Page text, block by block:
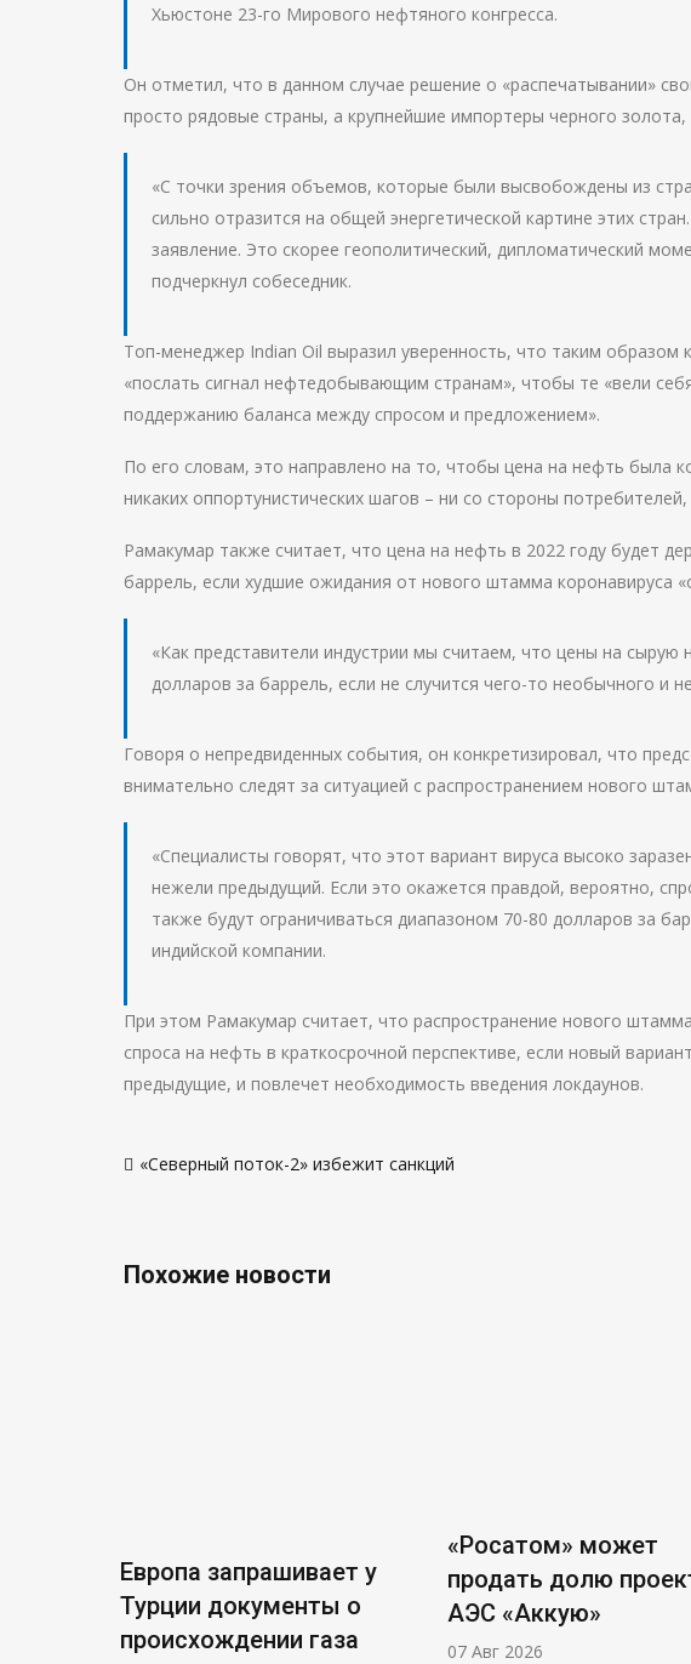
Хьюстоне 23-го Мирового нефтяного конгресса.
Он отметил, что в данном случае решение о «распечатывании»
просто рядовые страны, а крупнейшие импортеры черного
«С точки зрения объемов, которые были высвобождены из
сильно отразится на общей энергетической картине этих
заявление. Это скорее геополитический, дипломатический
подчеркнул собеседник.
Топ-менеджер Indian Oil выразил уверенность, что таким
«послать сигнал нефтедобывающим странам», чтобы те «вели
поддержанию баланса между спросом и предложением».
По его словам, это направлено на то, чтобы цена на нефть была
никаких оппортунистических шагов – ни со стороны
Рамакумар также считает, что цена на нефть в 2022 году будет
баррель, если худшие ожидания от нового штамма коронавируса
«Как представители индустрии мы считаем, что цены на сырую
долларов за баррель, если не случится чего-то необычного и
Говоря о непредвиденных события, он конкретизировал, что
внимательно следят за ситуацией с распространением нового
«Специалисты говорят, что этот вариант вируса высоко
нежели предыдущий. Если это окажется правдой, вероятно,
также будут ограничиваться диапазоном 70-80 долларов за
индийской компании.
При этом Рамакумар считает, что распространение нового
спроса на нефть в краткосрочной перспективе, если новый
предыдущие, и повлечет необходимость введения локдаунов.
по«Северный поток-2» избежит санкций
Похожие новости
Европа запрашивает у
Турции документы о
происхождении газа
«Росатом» может
продать долю
АЭС «Аккую»
07 Авг 2026